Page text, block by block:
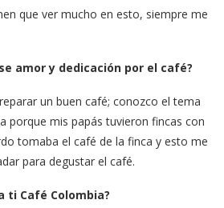
que ver mucho en esto, siempre me
amor y dedicación por el café?
un buen café; conozco el tema
porque mis papás tuvieron fincas con
tomaba el café de la finca y esto me
para degustar el café.
ti Café Colombia?